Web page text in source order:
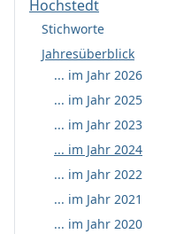
Hochstedt
Stichworte
Jahresüberblick
... im Jahr 2026
... im Jahr 2025
... im Jahr 2023
... im Jahr 2024
... im Jahr 2022
... im Jahr 2021
... im Jahr 2020